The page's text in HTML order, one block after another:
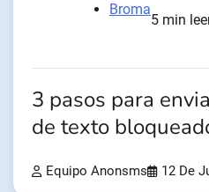
Broma
5 min
3 pasos para
de texto
Equipo Anonsms 12 De